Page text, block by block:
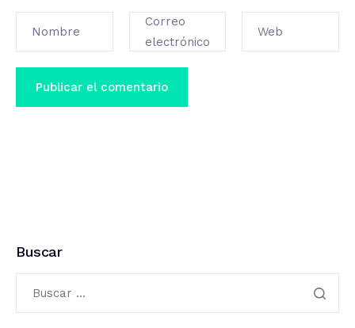
Nombre
Correo
electrónico
Web
Buscar